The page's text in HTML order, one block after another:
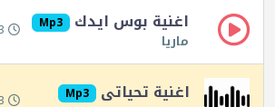
اغنية بوس ايدك Mp3
ماريا 3 دقائق 35 ثانية
اغنية تحياتى Mp3 3 دقائق 36 ثانية